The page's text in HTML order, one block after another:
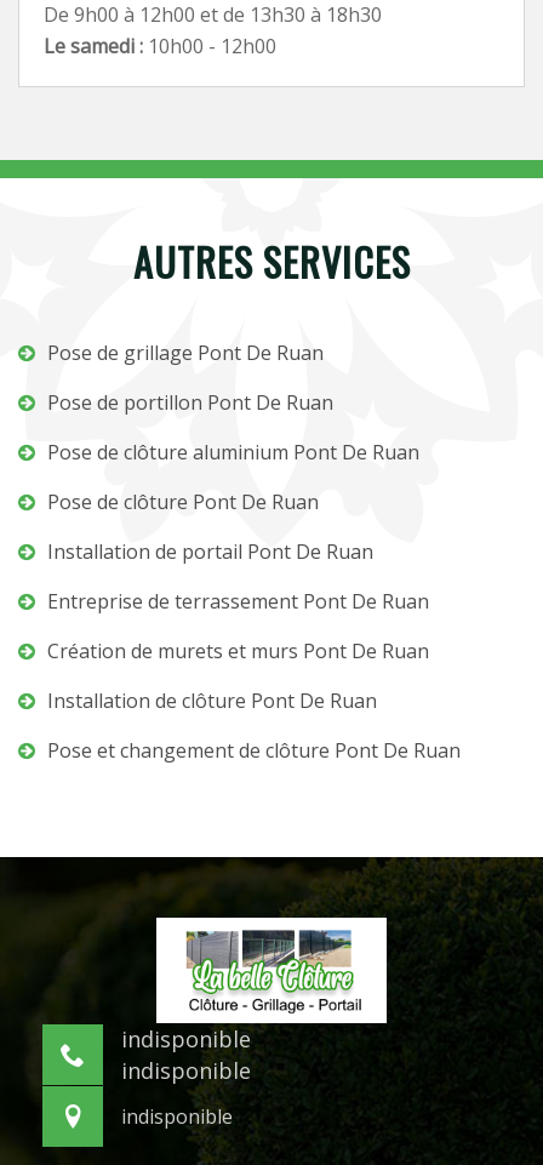
De 9h00 à 12h00 et de 13h30 à 18h30
Le samedi : 10h00 - 12h00
AUTRES SERVICES
Pose de grillage Pont De Ruan
Pose de portillon Pont De Ruan
Pose de clôture aluminium Pont De Ruan
Pose de clôture Pont De Ruan
Installation de portail Pont De Ruan
Entreprise de terrassement Pont De Ruan
Création de murets et murs Pont De Ruan
Installation de clôture Pont De Ruan
Pose et changement de clôture Pont De Ruan
indisponible
indisponible
indisponible